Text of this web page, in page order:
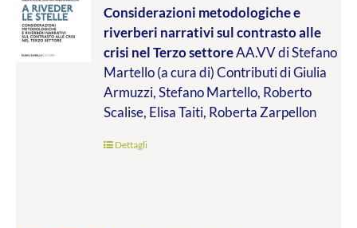
prezzo:
da
€9.99
a
€19.00
Considerazioni metodologiche e
riverberi narrativi sul contrasto alle
crisi nel Terzo settoreAA.VV di Stefano
Martello (a cura di) Contributi di Giulia
Armuzzi, Stefano Martello, Roberto
Scalise, Elisa Taiti, Roberta Zarpellon
Dettagli